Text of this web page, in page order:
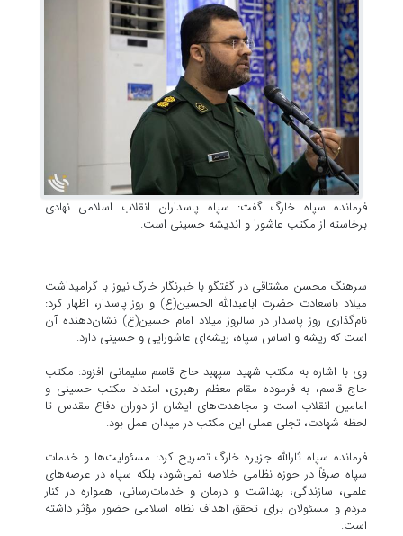
فرمانده سپاه خارگ گفت: سپاه پاسداران انقلاب اسلامی نهادی
برخاسته از مکتب عاشورا و اندیشه حسینی است.
سرهنگ محسن مشتاقی در گفتگو با خبرنگار خارگ نیوز با گرامیداشت
میلاد باسعادت حضرت اباعبدالله الحسین(ع) و روز پاسدار، اظهار کرد:
نام‌گذاری روز پاسدار در سالروز میلاد امام حسین(ع) نشان‌دهنده آن
است که ریشه و اساس سپاه، ریشه‌ای عاشورایی و حسینی دارد.
وی با اشاره به مکتب شهید سپهبد حاج قاسم سلیمانی افزود: مکتب
حاج قاسم، به فرموده مقام معظم رهبری، امتداد مکتب حسینی و
امامین انقلاب است و مجاهدت‌های ایشان از دوران دفاع مقدس تا
لحظه شهادت، تجلی عملی این مکتب در میدان عمل بود.
فرمانده سپاه ثارالله جزیره خارگ تصریح کرد: مسئولیت‌ها و خدمات
سپاه صرفاً در حوزه نظامی خلاصه نمی‌شود، بلکه سپاه در عرصه‌های
علمی، سازندگی، بهداشت و درمان و خدمات‌رسانی، همواره در کنار
مردم و مسئولان برای تحقق اهداف نظام اسلامی حضور مؤثر داشته
است.